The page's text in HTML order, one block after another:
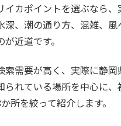
イカポイントを選ぶなら、
深、潮の通り方、混雑、
近道です。
索需要が高く、実際に静岡
られている場所を中心に
所を絞って紹介します。